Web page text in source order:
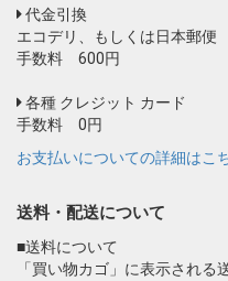
代金引換
エコデリ、もしくは日本郵便
手数料 600円
各種 クレジット カード
手数料 0円
お支払いについての詳細はこ
送料・配送について
■送料について
「買い物カゴ」に表示される